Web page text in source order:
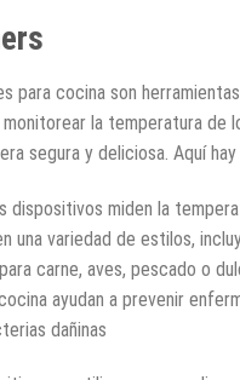
para cocina son
la temperatura
segura y deliciosa. Aquí
dispositivos miden la
una variedad de estilos,
carne, aves, pescado o
ayudan a prevenir
dañinas